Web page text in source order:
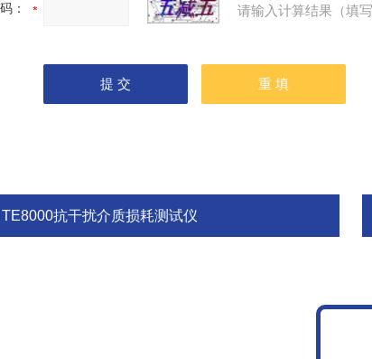
： 请输入计算结果（填
TE8000抗干扰介质损耗测试仪